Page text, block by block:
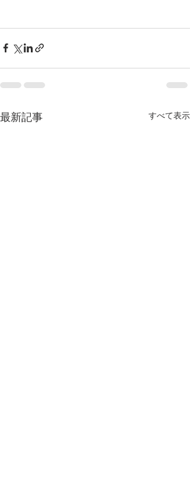
最新記事 すべて表示